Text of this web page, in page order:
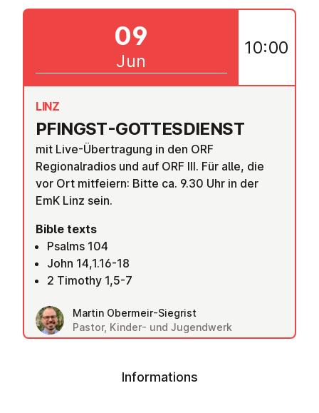
PFINGST-GOTTES­DI­ENST
LINZ
mit Live-Übertragung in den ORF
Regionalradios und auf ORF III. Für alle, die
vor Ort mitfeiern: Bitte ca. 9.30 Uhr in der
EmK Linz sein.
Bible texts
Psalms 104
John 14,1.16-18
2 Timothy 1,5-7
Martin Obermeir-Siegrist
Pastor, Kinder- und Jugendwerk
09
Jun
10:00
Informations